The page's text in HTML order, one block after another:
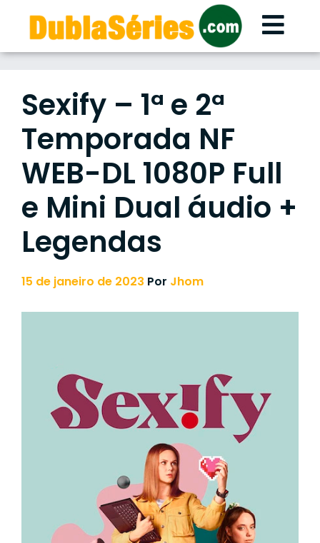
content
Sexify – 1ª e 2ª
Temporada NF
WEB-DL 1080P Full
e Mini Dual áudio +
Legendas
15 de janeiro de 2023 Por Jhom